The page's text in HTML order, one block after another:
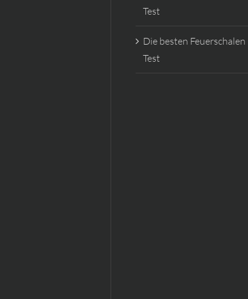
Test
Die besten Feuerschalen
Test